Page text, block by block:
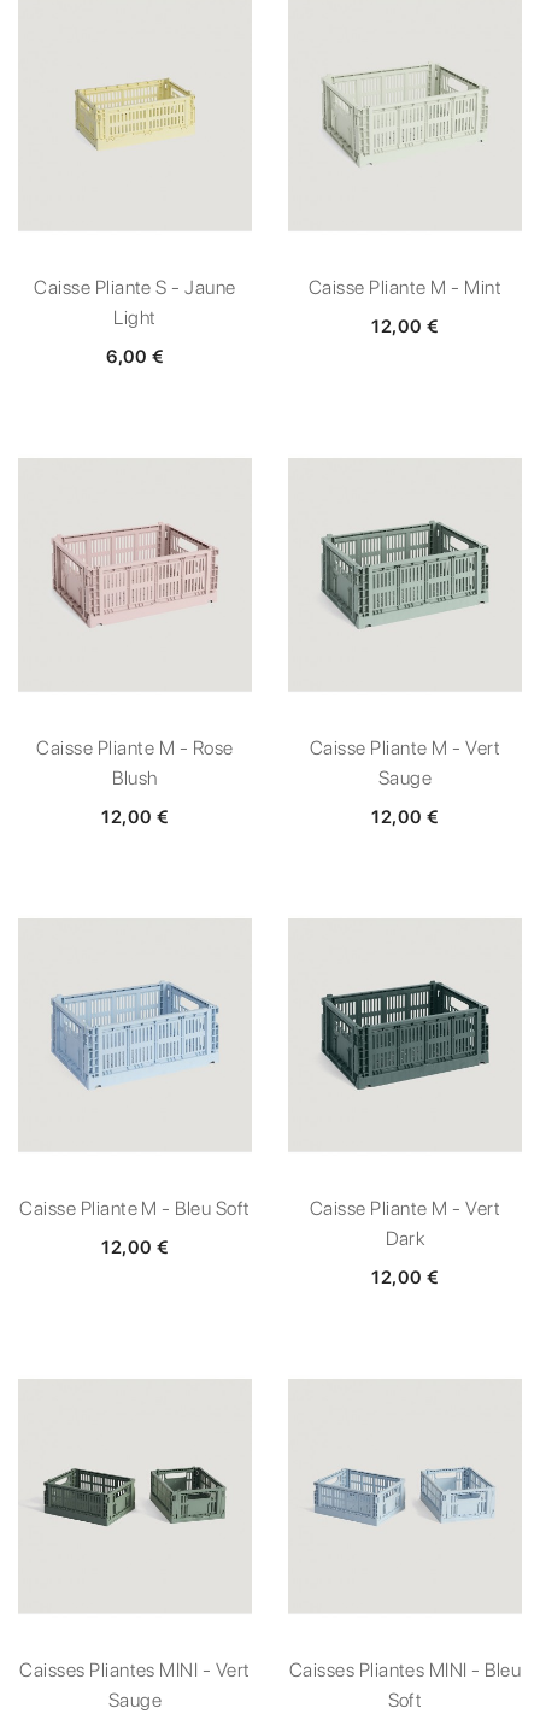
Caisse Pliante S - Jaune
Light
6,00 €
Caisse Pliante M - Mint
12,00 €
Caisse Pliante M - Rose
Blush
12,00 €
Caisse Pliante M - Vert
Sauge
12,00 €
Caisse Pliante M - Bleu Soft
12,00 €
Caisse Pliante M - Vert
Dark
12,00 €
Caisses Pliantes MINI - Vert
Sauge
Caisses Pliantes MINI - Bleu
Soft